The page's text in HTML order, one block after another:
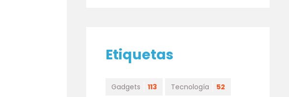
Etiquetas
Gadgets 113 Tecnología 52